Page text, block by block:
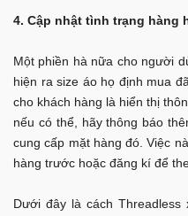
4. Cập nhật tình trạng hàng
Một phiền hà nữa cho người
hiện ra size áo họ định mua
cho khách hàng là hiển thị
nếu có thể, hãy thông báo
cung cấp mặt hàng đó. Việc
hàng trước hoặc đăng kí để
Dưới đây là cách